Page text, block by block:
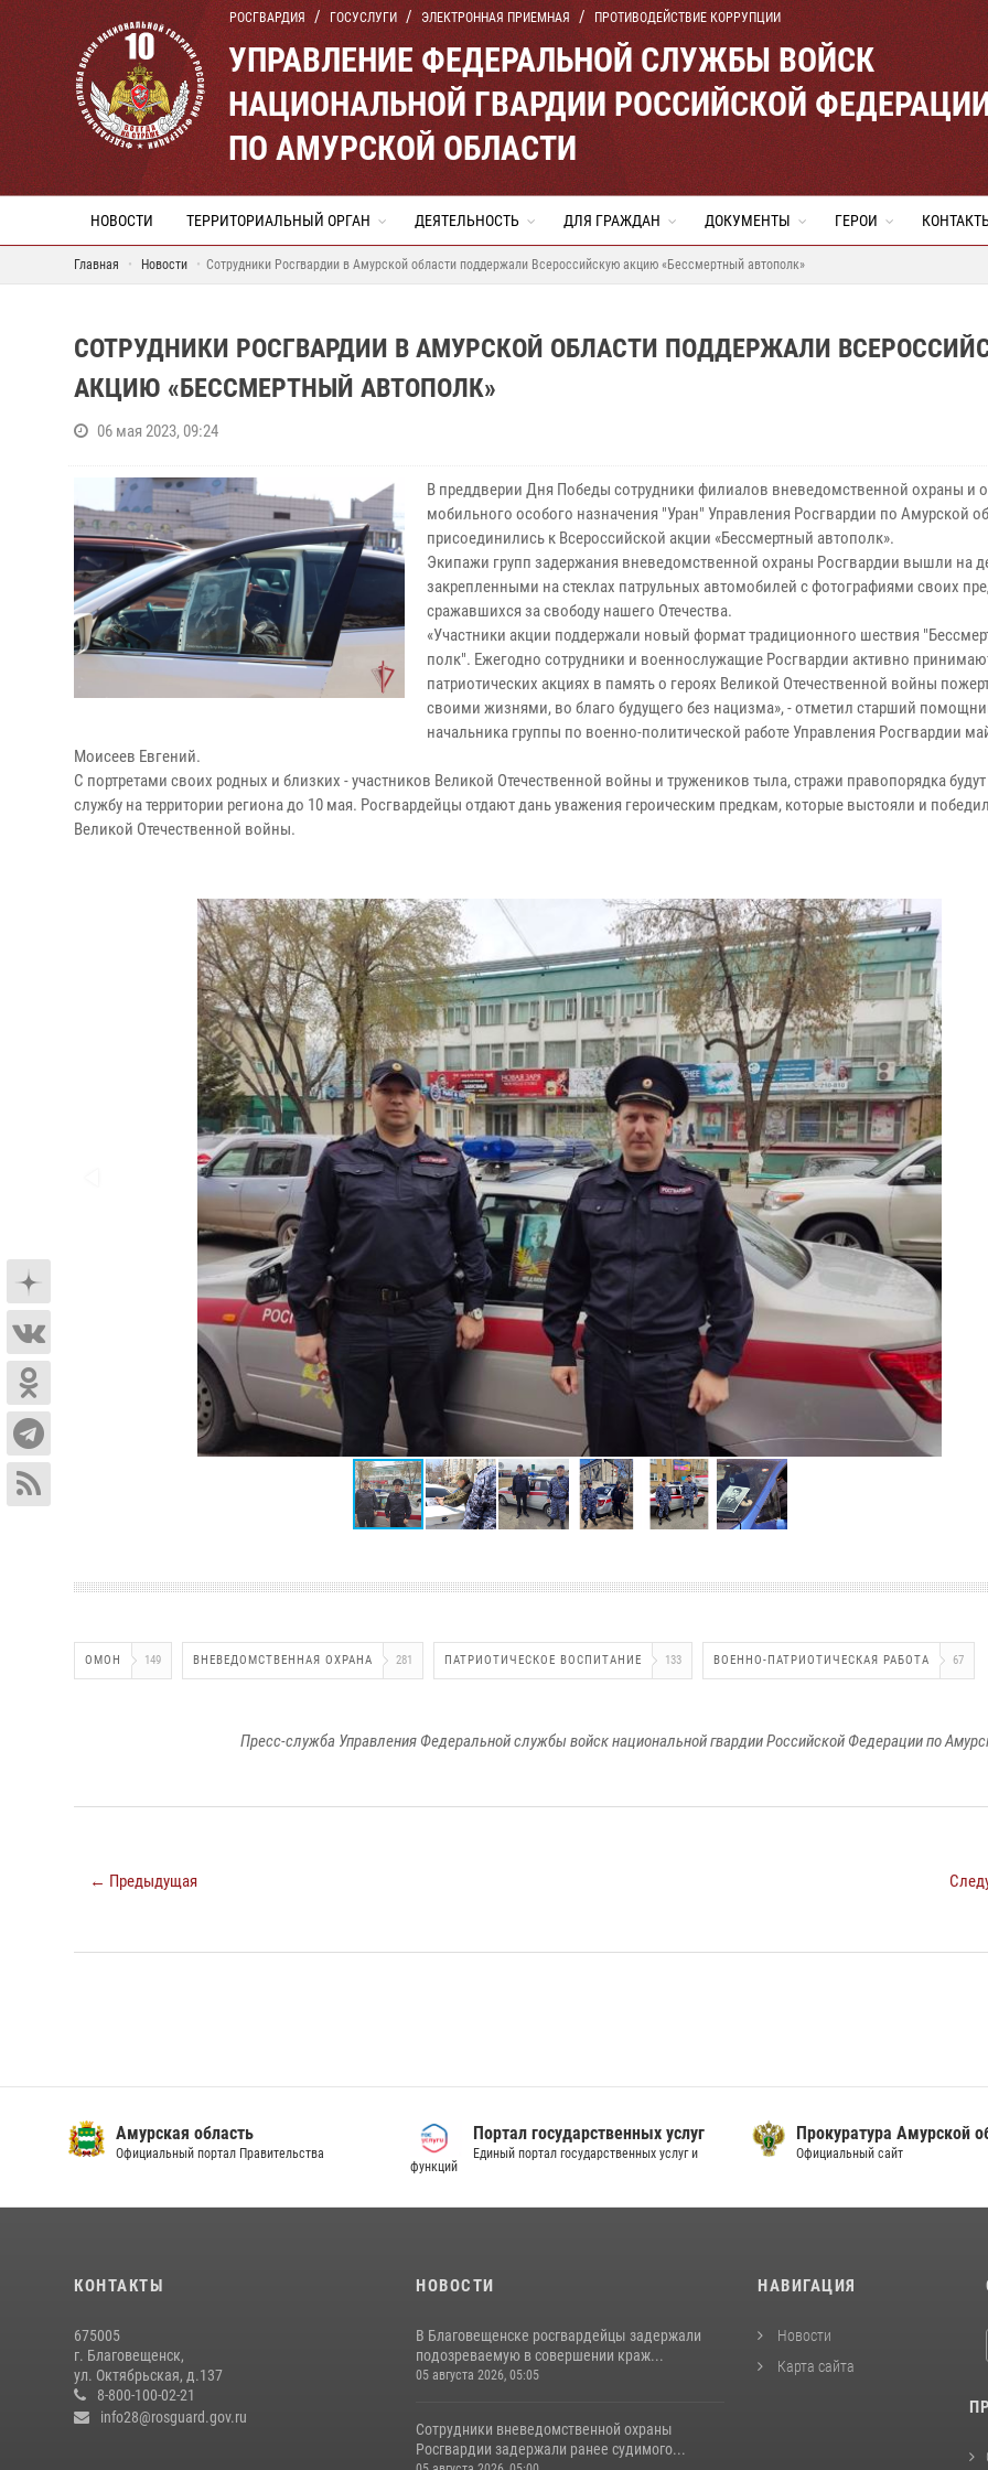
РОСГВАРДИЯ ГОСУСЛУГИ ЭЛЕКТРОННАЯ ПРИЕМНАЯ ПРОТИВОДЕЙСТВИЕ КОРРУПЦИИ
УПРАВЛЕНИЕ ФЕДЕРАЛЬНОЙ СЛУЖБЫ ВОЙСК
НАЦИОНАЛЬНОЙ ГВАРДИИ РОССИЙСКОЙ
ПО АМУРСКОЙ ОБЛАСТИ
НОВОСТИ ТЕРРИТОРИАЛЬНЫЙ ОРГАН ДЕЯТЕЛЬНОСТЬ ДЛЯ ГРАЖДАН ДОКУМЕНТЫ ГЕРОИ
Главная Новости Сотрудники Росгвардии в Амурской области поддержали Всероссийскую акцию «Бессмертный автополк»
СОТРУДНИКИ РОСГВАРДИИ В АМУРСКОЙ ОБЛАСТИ ПОДДЕРЖАЛИ
АКЦИЮ «БЕССМЕРТНЫЙ АВТОПОЛК»
06 мая 2023, 09:24
В преддверии Дня Победы сотрудники филиалов вневедомственной охраны и
мобильного особого назначения "Уран" Управления Росгвардии по Амурской
присоединились к Всероссийской акции «Бессмертный автополк».
Экипажи групп задержания вневедомственной охраны Росгвардии вышли на
закрепленными на стеклах патрульных автомобилей с фотографиями своих
сражавшихся за свободу нашего Отечества.
«Участники акции поддержали новый формат традиционного шествия
полк". Ежегодно сотрудники и военнослужащие Росгвардии активно
патриотических акциях в память о героях Великой Отечественной войны
своими жизнями, во благо будущего без нацизма», - отметил старший
начальника группы по военно-политической работе Управления Росгвардии
Моисеев Евгений.
С портретами своих родных и близких - участников Великой Отечественной войны и тружеников тыла, стражи правопорядка будут
службу на территории региона до 10 мая. Росгвардейцы отдают дань уважения героическим предкам, которые выстояли и
Великой Отечественной войны.
ОМОН 149 ВНЕВЕДОМСТВЕННАЯ ОХРАНА 281 ПАТРИОТИЧЕСКОЕ ВОСПИТАНИЕ 133 ВОЕННО-ПАТРИОТИЧЕСКАЯ РАБОТА 67
Пресс-служба Управления Федеральной службы войск национальной гвардии Российской Федерации по
← Предыдущая
Амурская область
Официальный портал Правительства
Портал государственных услуг
Единый портал государственных услуг и
функций
Прокуратура Амурской
Официальный сайт
КОНТАКТЫ
675005
г. Благовещенск,
ул. Октябрьская, д.137
8-800-100-02-21
info28@rosguard.gov.ru
НОВОСТИ
В Благовещенске росгвардейцы задержали
подозреваемую в совершении краж...
05 августа 2026, 05:05
Сотрудники вневедомственной охраны
Росгвардии задержали ранее судимого...
НАВИГАЦИЯ
Новости
Карта сайта